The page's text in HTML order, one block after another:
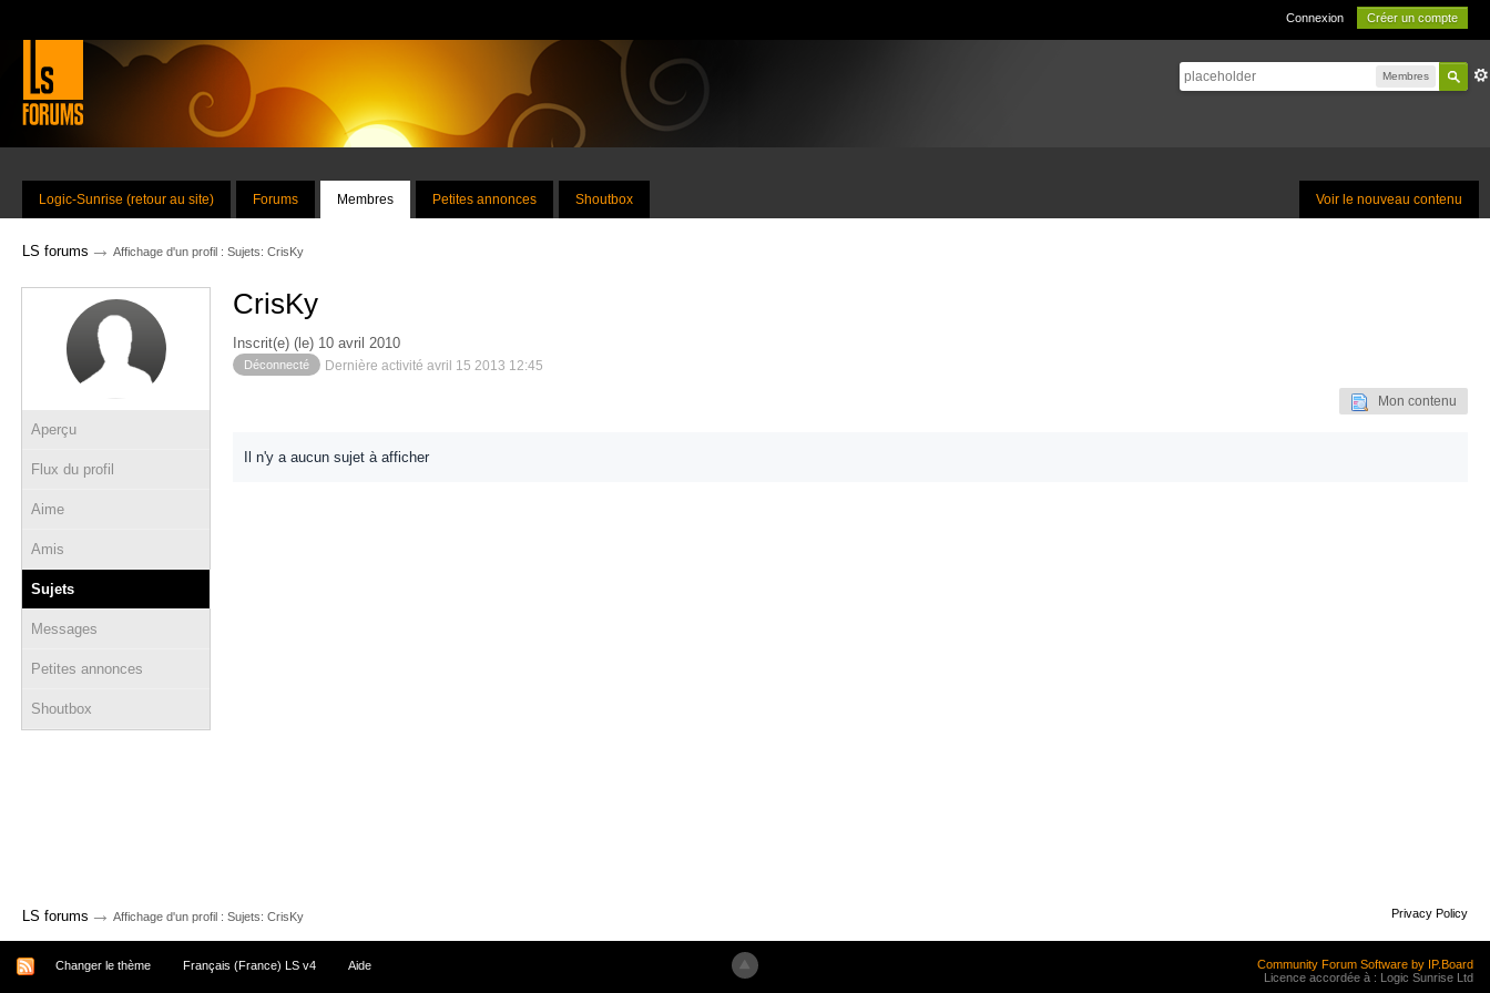
Connexion Créer un compte
Membres
Voir le nouveau contenu
Logic-Sunrise (retour au site) Forums Membres Petites annonces Shoutbox
LS forums → Affichage d'un profil : Sujets: CrisKy
Aperçu
Flux du profil
Aime
Amis
Sujets
Messages
Petites annonces
Shoutbox
CrisKy
Inscrit(e) (le) 10 avril 2010
Déconnecté Dernière activité avril 15 2013 12:45
Mon contenu
Il n'y a aucun sujet à afficher
LS forums → Affichage d'un profil : Sujets: CrisKy Privacy Policy
Changer le thème Français (France) LS v4 Aide
Community Forum Software by IP.Board
Licence accordée à : Logic Sunrise Ltd